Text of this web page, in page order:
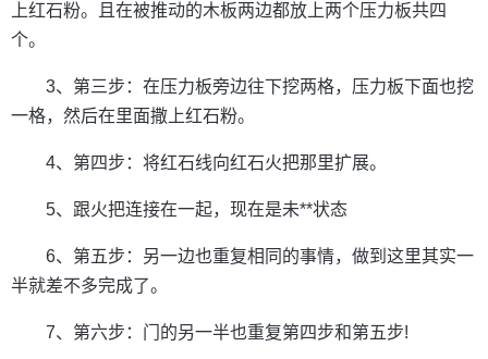
上红石粉。且在被推动的木板两边都放上两个压力板共四
个。
3、第三步：在压力板旁边往下挖两格，压力板下面也挖
一格，然后在里面撒上红石粉。
4、第四步：将红石线向红石火把那里扩展。
5、跟火把连接在一起，现在是未**状态
6、第五步：另一边也重复相同的事情，做到这里其实一
半就差不多完成了。
7、第六步：门的另一半也重复第四步和第五步!